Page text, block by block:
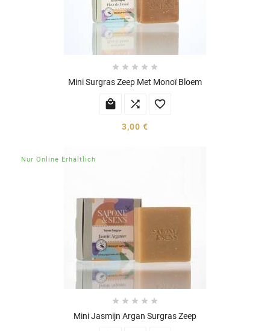
    
Mini Surgras Zeep Met Monoï Bloem
  
3,00 €
Nur Online Erhältlich
    
Mini Jasmijn Argan Surgras Zeep